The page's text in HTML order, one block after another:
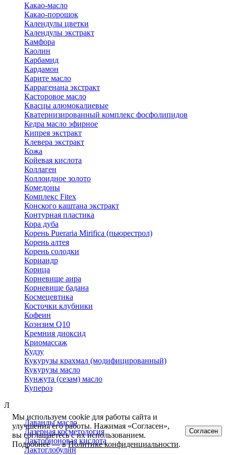
Какао-масло
Какао-порошок
Календулы цветки
Календулы экстракт
Камфора
Каолин
Карбамид
Кардамон
Карите масло
Каррагенана экстракт
Касторовое масло
Квасцы алюмокалиевые
Кватернизированный комплекс фосфолипидов
Кедра масло эфирное
Кипрея экстракт
Клевера экстракт
Кожа
Койевая кислота
Коллаген
Коллоидное золото
Комедоны
Комплекс Fitex
Конского каштана экстракт
Контурная пластика
Кора дуба
Корень Pueraria Mirifica (пьюрестрол)
Корень алтея
Корень солодки
Кориандр
Корица
Корневище аира
Корневище бадана
Космецевтика
Косточки клубники
Кофеин
Коэнзим Q10
Кремния диоксид
Криомассаж
Кудзу
Кукурузы крахмал (модифицированный)
Кукурузы масло
Кунжута (сезам) масло
Купероз
Л
Лаванды масло
Лазерная косметология
Лактобионовая кислота
Лактоглобулин
Мы используем cookie для работы сайта и
улучшения его работы. Нажимая «Согласен»,
вы соглашаетесь с их использованием.
Подробнее — вПолитике конфиденциальности.
Согласен